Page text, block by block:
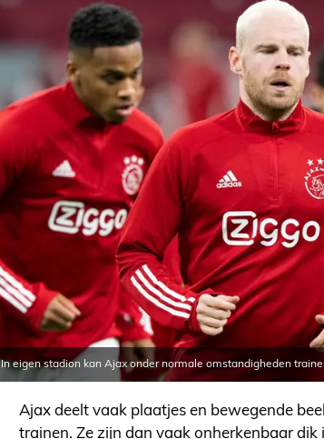
In eigen stadion kan Ajax onder normale omstandigheden
Ajax deelt vaak plaatjes en bewegende
trainen. Ze zijn dan vaak onherkenbaar